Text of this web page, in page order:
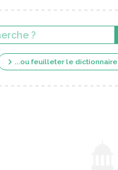
...ou feuilleter le dictionnaire